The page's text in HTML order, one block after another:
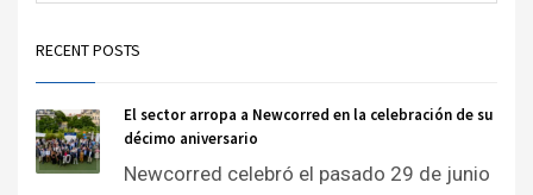
RECENT POSTS
El sector arropa a Newcorred en la celebración de su
décimo aniversario
Newcorred celebró el pasado 29 de junio